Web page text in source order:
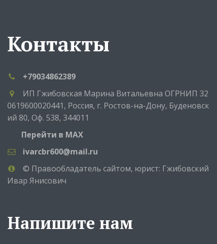
Контакты
+79034862389
ИП Гжибовская Марина Витальевна ОГРНИП 32
0619600020441, Россия, г. Ростов-на-Дону, Буденовск
ий 80, Оф. 538, 344011
Перейти в MAX
ivarcbr600@mail.ru
© Правообладатель сайтом, юрист: Гжибовский
Ивар Янисович
Напишите нам